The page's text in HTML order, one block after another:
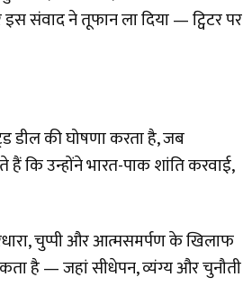
संवाद ने तूफान ला दिया — ट्विटर पर
डील की घोषणा करता है, जब
कि उन्होंने भारत-पाक शांति करवाई,
चुप्पी और आत्मसमर्पण के खिलाफ
है — जहां सीधेपन, व्यंग्य और चुनौती